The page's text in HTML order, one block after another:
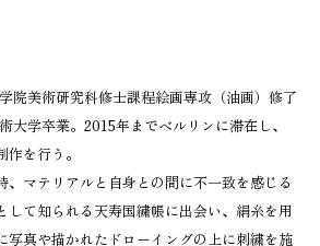
院美術研究科修士課程絵画専攻（油画）修了
大学卒業。2015年までベルリンに滞在し、
を行う。
、マテリアルと自身との間に不一致を感じる
して知られる天寿国繍帳に出会い、絹糸を用
写真や描かれたドローイングの上に刺繍を施